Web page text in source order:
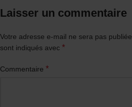
Laisser un commentaire
Votre adresse e-mail ne sera pas publiée.
sont indiqués avec *
Commentaire *